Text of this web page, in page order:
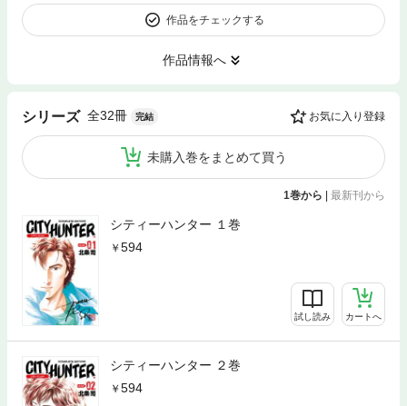
作品をチェックする
作品情報へ
シリーズ 全32冊 完結 お気に入り登録
未購入巻をまとめて買う
1巻から | 最新刊から
シティーハンター １巻
594
試し読み カートへ
シティーハンター ２巻
594